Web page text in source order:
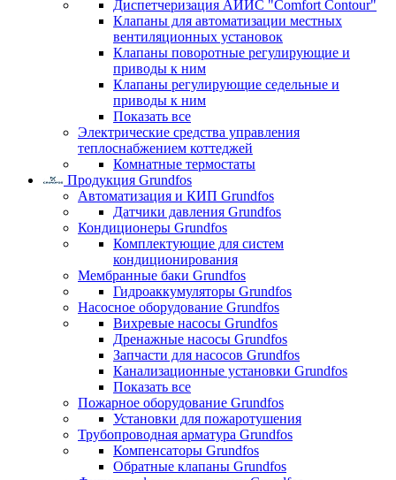
Диспетчеризация АИИС "Comfort Contour"
Клапаны для автоматизации местных
вентиляционных установок
Клапаны поворотные регулирующие и
приводы к ним
Клапаны регулирующие седельные и
приводы к ним
Показать все
Электрические средства управления
теплоснабжением коттеджей
Комнатные термостаты
Продукция Grundfos
Автоматизация и КИП Grundfos
Датчики давления Grundfos
Кондиционеры Grundfos
Комплектующие для систем
кондиционирования
Мембранные баки Grundfos
Гидроаккумуляторы Grundfos
Насосное оборудование Grundfos
Вихревые насосы Grundfos
Дренажные насосы Grundfos
Запчасти для насосов Grundfos
Канализационные установки Grundfos
Показать все
Пожарное оборудование Grundfos
Установки для пожаротушения
Трубопроводная арматура Grundfos
Компенсаторы Grundfos
Обратные клапаны Grundfos